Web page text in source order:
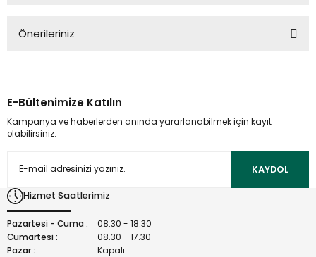
Önerileriniz
kullanarak tarafımıza iletebilirsiniz.
Görüş ve önerileriniz için teşekkür ederiz.
Ürün açıklamasında eksik bilgiler bulunuyor.
Bu ürüne benzer farklı alternatifler olmalı.
E-Bültenimize Katılın
Kampanya ve haberlerden anında yararlanabilmek için kayıt
olabilirsiniz.
KAYDOL
Hizmet Saatlerimiz
Pazartesi - Cuma :
08.30 - 18.30
Cumartesi :
08.30 - 17.30
Pazar :
Kapalı